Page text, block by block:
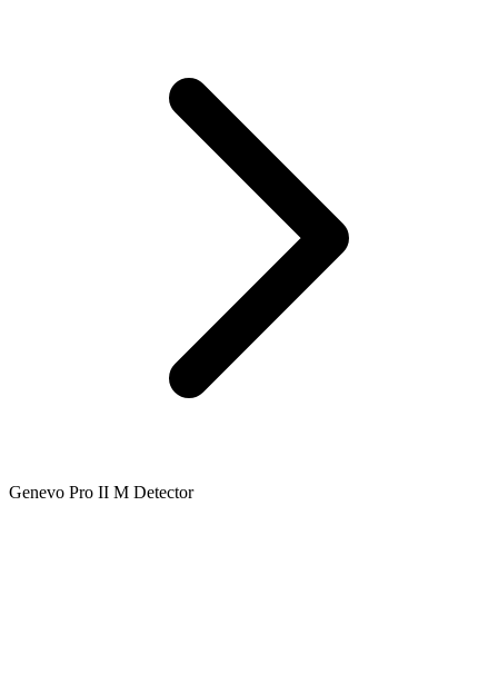
Genevo Pro II M Detector